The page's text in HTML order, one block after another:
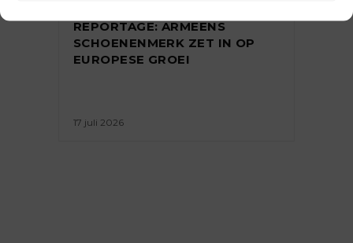
REPORTAGE: ARMEENS
SCHOENENMERK ZET IN OP
EUROPESE GROEI
17 juli 2026